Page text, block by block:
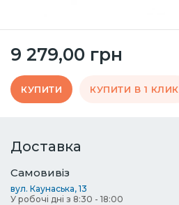
9 279,00 грн
КУПИТИ КУПИТИ В 1 КЛИК
Доставка
Самовивіз
вул. Каунаська, 13
У робочі дні з 8:30 - 18:00